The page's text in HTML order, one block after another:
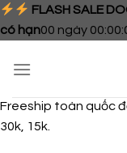
FLASH SALE
có hạn00 ngày 00:00:
Freeship toàn quốc
30k, 15k.